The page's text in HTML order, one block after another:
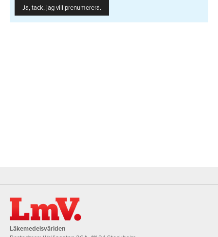
Ja, tack, jag vill prenumerera.
Läkemedelsvärlden